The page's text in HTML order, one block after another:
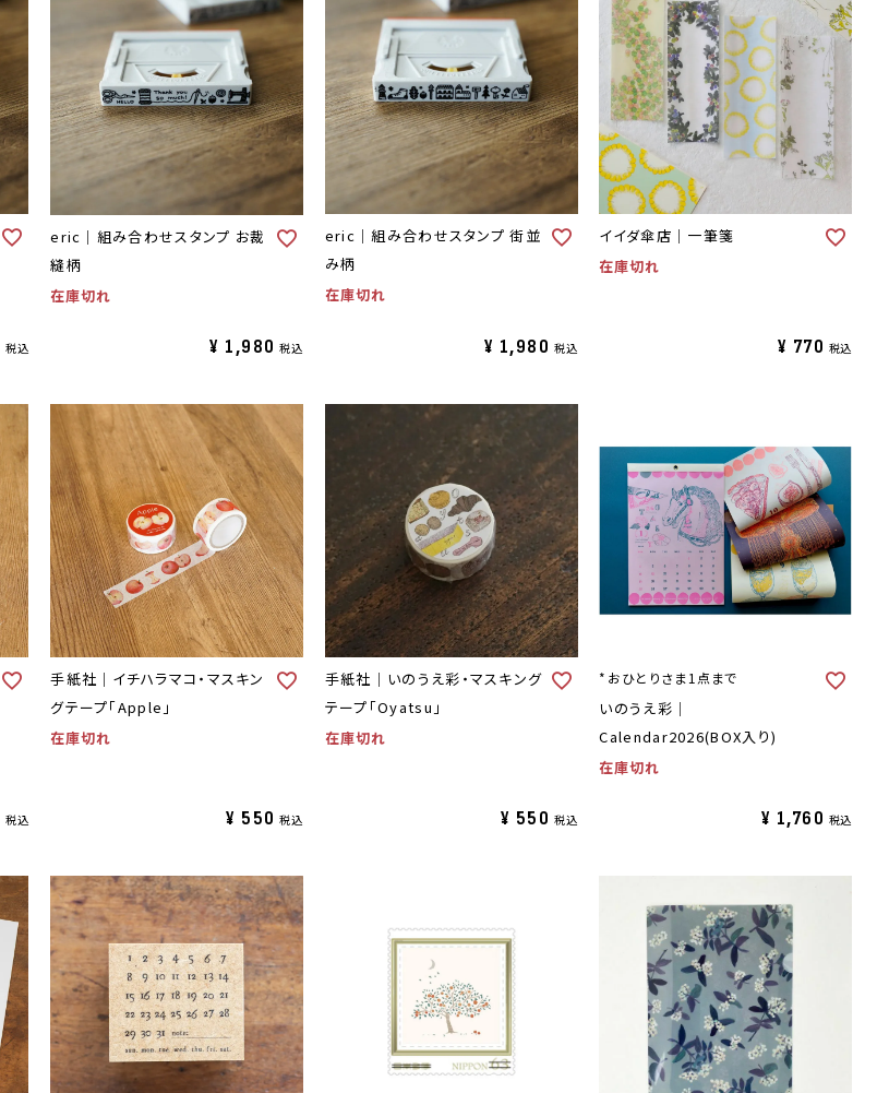
税込
eric｜組み合わせスタンプ お裁
縫柄
在庫切れ
¥ 1,980 税込
eric｜組み合わせスタンプ 街並
み柄
在庫切れ
¥ 1,980 税込
イイダ傘店｜一筆箋
在庫切れ
¥ 770 税込
税込
手紙社｜イチハラマコ・マスキン
グテープ「Apple」
在庫切れ
¥ 550 税込
手紙社｜いのうえ彩・マスキング
テープ「Oyatsu」
在庫切れ
¥ 550 税込
*おひとりさま1点まで
いのうえ彩｜
Calendar2026(BOX入り)
在庫切れ
¥ 1,760 税込